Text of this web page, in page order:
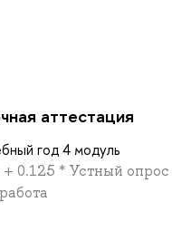
аттестация
год 4 модуль
0.125 * Устный